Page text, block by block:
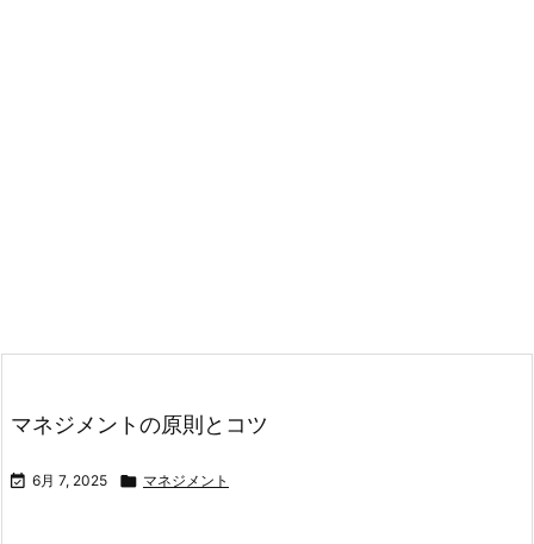
マネジメントの原則とコツ
 6月 7, 2025  マネジメント